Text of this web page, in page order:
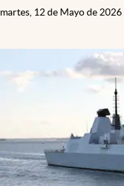
martes, 12 de Mayo de 2026